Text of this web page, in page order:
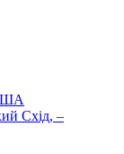
Схід, –